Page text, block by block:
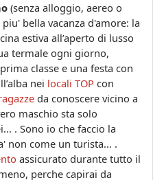
(senza alloggio, aereo o
bella vacanza d'amore: la
estiva all’aperto di lusso
termale ogni giorno,
classe e una festa con
nei locali TOP con
da conoscere vicino a
maschio sta solo
. Sono io che faccio la
non come un turista... .
assicurato durante tutto il
perche capirai da